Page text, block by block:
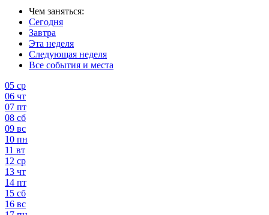
Чем заняться:
Сегодня
Завтра
Эта неделя
Следующая неделя
Все события и места
05 ср
06 чт
07 пт
08 сб
09 вс
10 пн
11 вт
12 ср
13 чт
14 пт
15 сб
16 вс